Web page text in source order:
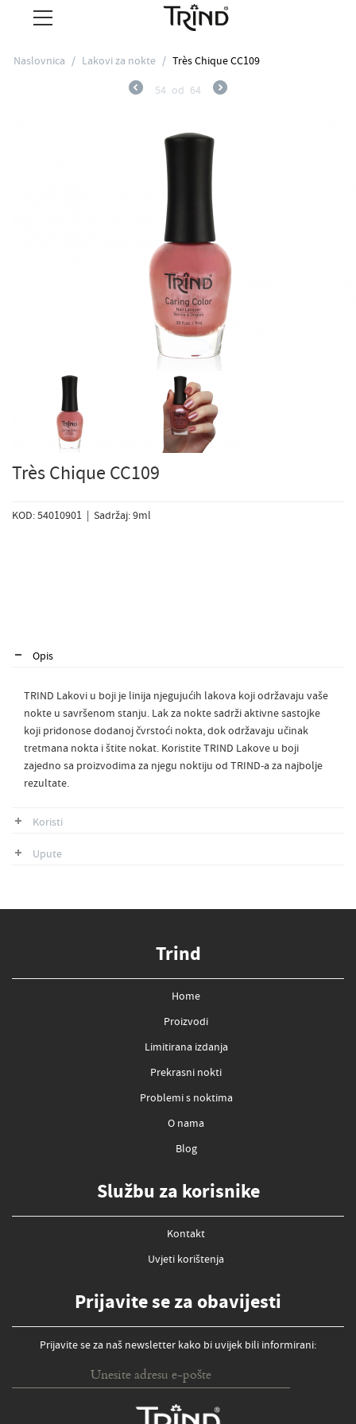
Naslovnica / Lakovi za nokte / Très Chique CC109
54 od 64
Très Chique CC109
KOD: 54010901 | Sadržaj: 9ml
Opis
TRIND Lakovi u boji je linija njegujućih lakova koji održavaju vaše
nokte u savršenom stanju. Lak za nokte sadrži aktivne sastojke
koji pridonose dodanoj čvrstoći nokta, dok održavaju učinak
tretmana nokta i štite nokat. Koristite TRIND Lakove u boji
zajedno sa proizvodima za njegu noktiju od TRIND-a za najbolje
rezultate.
Koristi
Upute
Trind
Home
Proizvodi
Limitirana izdanja
Prekrasni nokti
Problemi s noktima
O nama
Blog
Službu za korisnike
Kontakt
Uvjeti korištenja
Prijavite se za obavijesti
Prijavite se za naš newsletter kako bi uvijek bili informirani: